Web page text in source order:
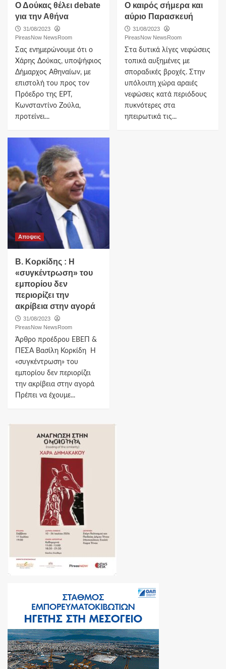
Ο Δούκας θέλει debate
για την Αθήνα
31/08/2023
PireasNow NewsRoom
Σας ενημερώνουμε ότι ο
Χάρης Δούκας, υποψήφιος
Δήμαρχος Αθηναίων, με
επιστολή του προς τον
Πρόεδρο της ΕΡΤ,
Κωνσταντίνο Ζούλα,
προτείνει...
Ο καιρός σήμερα και
αύριο Παρασκευή
31/08/2023
PireasNow NewsRoom
Στα δυτικά λίγες νεφώσεις
τοπικά αυξημένες με
σποραδικές βροχές. Στην
υπόλοιπη χώρα αραιές
νεφώσεις κατά περιόδους
πυκνότερες στα
ηπειρωτικά τις...
Αποψεις
Β. Κορκίδης : Η
«συγκέντρωση» του
εμπορίου δεν
περιορίζει την
ακρίβεια στην αγορά
31/08/2023
PireasNow NewsRoom
Άρθρο προέδρου ΕΒΕΠ &
ΠΕΣΑ Βασίλη Κορκίδη Η
«συγκέντρωση» του
εμπορίου δεν περιορίζει
την ακρίβεια στην αγορά
Πρέπει να έχουμε...